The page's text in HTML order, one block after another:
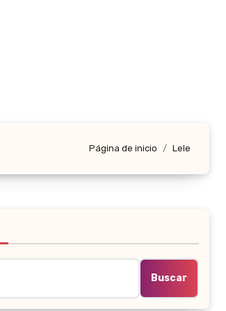
Página de inicio Lele
Buscar